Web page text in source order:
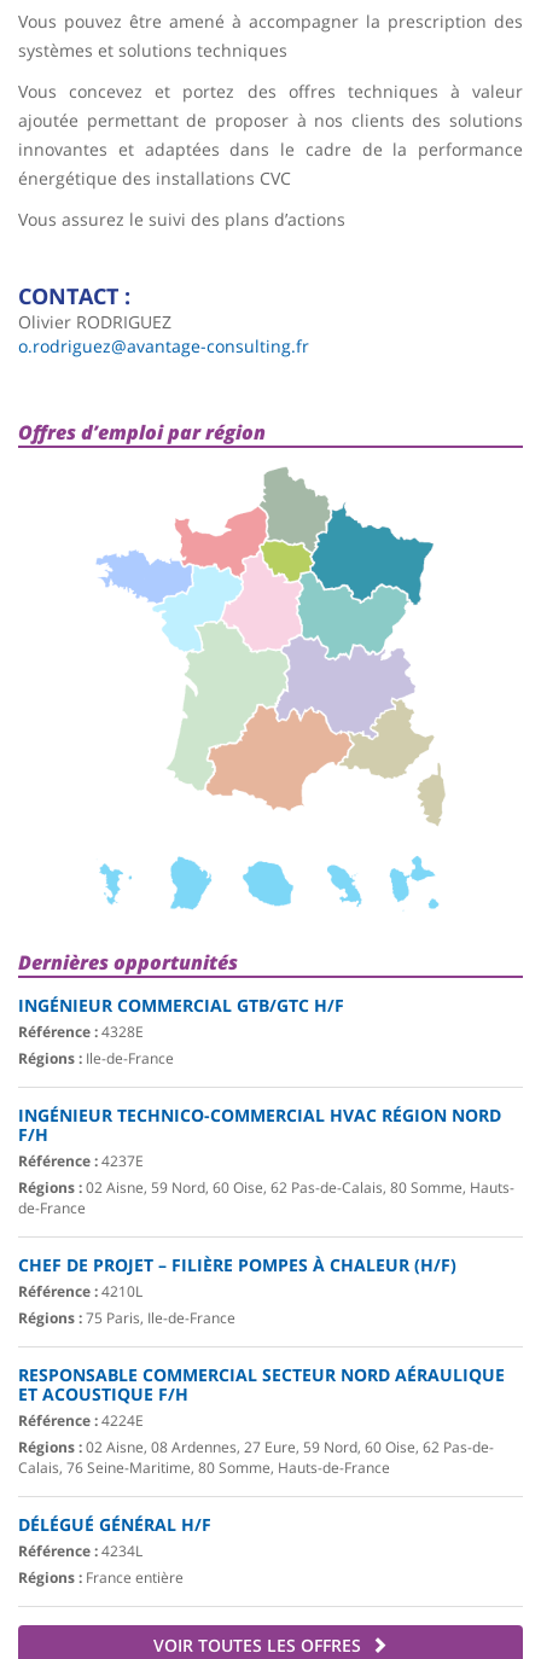
Vous pouvez être amené à accompagner la prescription des
systèmes et solutions techniques
Vous concevez et portez des offres techniques à valeur
ajoutée permettant de proposer à nos clients des solutions
innovantes et adaptées dans le cadre de la performance
énergétique des installations CVC
Vous assurez le suivi des plans d’actions
CONTACT :
Olivier RODRIGUEZ
o.rodriguez@avantage-consulting.fr
Offres d’emploi par région
Dernières opportunités
INGÉNIEUR COMMERCIAL GTB/GTC H/F
Référence :4328E
Régions : Ile-de-France
INGÉNIEUR TECHNICO-COMMERCIAL HVAC RÉGION NORD
F/H
Référence :4237E
Régions :02 Aisne, 59 Nord, 60 Oise, 62 Pas-de-Calais, 80 Somme, Hauts-
de-France
CHEF DE PROJET – FILIÈRE POMPES À CHALEUR (H/F)
Référence :4210L
Régions :75 Paris, Ile-de-France
RESPONSABLE COMMERCIAL SECTEUR NORD AÉRAULIQUE
ET ACOUSTIQUE F/H
Référence :4224E
Régions :02 Aisne, 08 Ardennes, 27 Eure, 59 Nord, 60 Oise, 62 Pas-de-
Calais, 76 Seine-Maritime, 80 Somme, Hauts-de-France
DÉLÉGUÉ GÉNÉRAL H/F
Référence :4234L
Régions : France entière
VOIR TOUTES LES OFFRES